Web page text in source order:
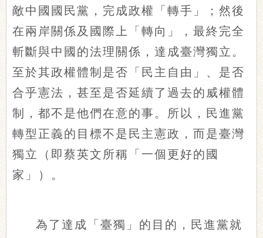
敵中國國民黨，完成政權「轉手」；然後
在兩岸關係及國際上「轉向」，最終完全
斬斷與中國的法理關係，達成臺灣獨立。
至於其政權體制是否「民主自由」、是否
合乎憲法，甚至是否延續了過去的威權體
制，都不是他們在意的事。所以，民進黨
轉型正義的目標不是民主憲政，而是臺灣
獨立（即蔡英文所稱「一個更好的國
家」）。
為了達成「臺獨」的目的，民進黨就